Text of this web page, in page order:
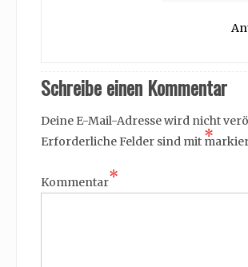
Schreibe einen Kommentar
Deine E-Mail-Adresse wird nicht
Erforderliche Felder sind mit *
Kommentar*